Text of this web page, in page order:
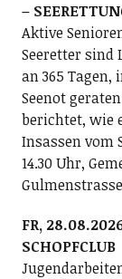
–
Aktive
Seeretter sind
an 365
Seenot
berichtet, wie
Insassen vom
14.30 Uhr,
FR,
SCHOPFCLUB